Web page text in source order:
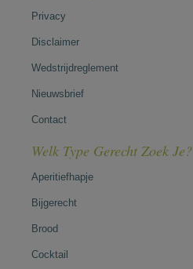
Privacy
Disclaimer
Wedstrijdreglement
Nieuwsbrief
Contact
Welk Type Gerecht Zoek Je?
Aperitiefhapje
Bijgerecht
Brood
Cocktail